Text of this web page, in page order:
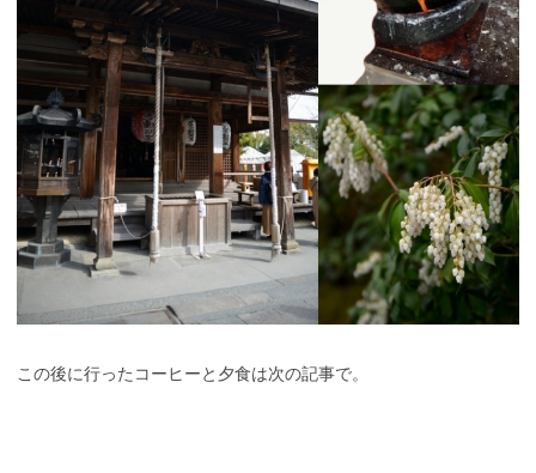
この後に行ったコーヒーと夕食は次の記事で。